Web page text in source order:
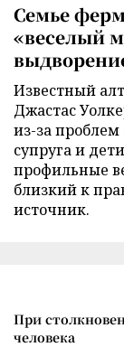
Семье
«веселый
Известный
Джастас
из-за
супруга и
профильные
близкий к
источник.
При
человека